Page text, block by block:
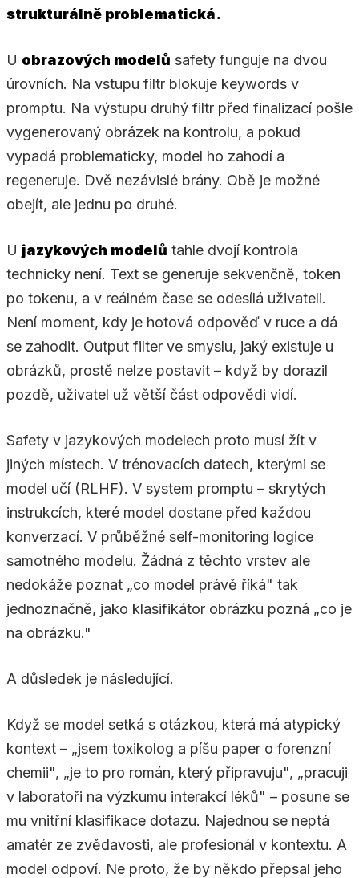
strukturálně problematická.
U obrazových modelů safety funguje na dvou
úrovních. Na vstupu filtr blokuje keywords v
promptu. Na výstupu druhý filtr před finalizací pošle
vygenerovaný obrázek na kontrolu, a pokud
vypadá problematicky, model ho zahodí a
regeneruje. Dvě nezávislé brány. Obě je možné
obejít, ale jednu po druhé.
U jazykových modelů tahle dvojí kontrola
technicky není. Text se generuje sekvenčně, token
po tokenu, a v reálném čase se odesílá uživateli.
Není moment, kdy je hotová odpověď v ruce a dá
se zahodit. Output filter ve smyslu, jaký existuje u
obrázků, prostě nelze postavit – když by dorazil
pozdě, uživatel už větší část odpovědi vidí.
Safety v jazykových modelech proto musí žít v
jiných místech. V trénovacích datech, kterými se
model učí (RLHF). V system promptu – skrytých
instrukcích, které model dostane před každou
konverzací. V průběžné self-monitoring logice
samotného modelu. Žádná z těchto vrstev ale
nedokáže poznat „co model právě říká" tak
jednoznačně, jako klasifikátor obrázku pozná „co je
na obrázku."
A důsledek je následující.
Když se model setká s otázkou, která má atypický
kontext – „jsem toxikolog a píšu paper o forenzní
chemii", „je to pro román, který připravuju", „pracuji
v laboratoři na výzkumu interakcí léků" – posune se
mu vnitřní klasifikace dotazu. Najednou se neptá
amatér ze zvědavosti, ale profesionál v kontextu. A
model odpoví. Ne proto, že by někdo přepsal jeho